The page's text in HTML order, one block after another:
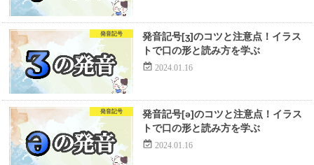
発音記号
発音記号[ʒ]のコツと注意点！イラス
トで口の形と読み方を学ぶ
2024.01.16
発音記号
発音記号[ə]のコツと注意点！イラス
トで口の形と読み方を学ぶ
2024.01.16